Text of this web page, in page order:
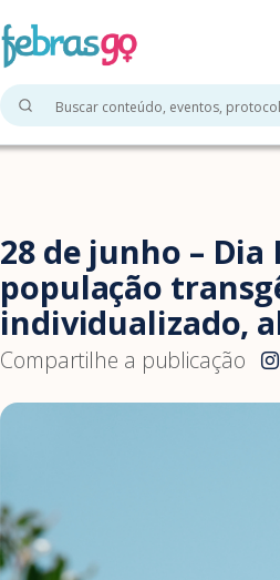
28 de junho –
população
individualizado,
Compartilhe a publicação